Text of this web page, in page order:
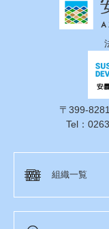
〒399-
Tel：
組織一覧